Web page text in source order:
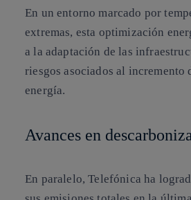
En un entorno marcado por
extremas, esta optimización
a la adaptación de las
riesgos asociados al incremento
energía.
Avances en
En paralelo, Telefónica ha